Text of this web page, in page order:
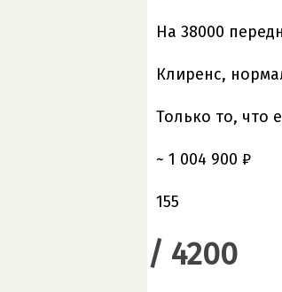
На 38000
Клиренс,
Только то, что
~ 1 004 900 ₽
155
/ 4200